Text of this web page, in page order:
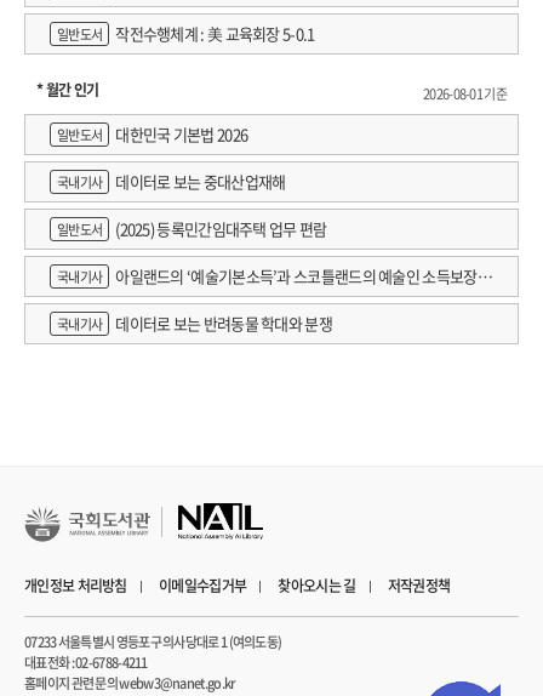
일반도서 작전수행체계 : 美 교육회장 5-0.1
* 월간 인기
2026-08-01 기준
일반도서
대한민국 기본법 2026
국내기사 데이터로 보는 중대산업재해
일반도서 (2025) 등록민간임대주택 업무 편람
국내기사
아일랜드의 ‘예술기본소득’과 스코틀랜드의 예술인 소득보장정
책 논의
국내기사 데이터로 보는 반려동물 학대와 분쟁
개인정보 처리방침 이메일수집거부 찾아오시는 길 저작권정책
07233 서울특별시 영등포구 의사당대로 1 (여의도동)
대표전화 : 02-6788-4211
홈페이지 관련 문의 webw3@nanet.go.kr